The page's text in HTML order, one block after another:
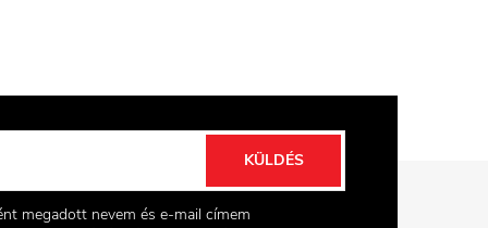
megadott nevem és e-mail címem
KÜLDÉS